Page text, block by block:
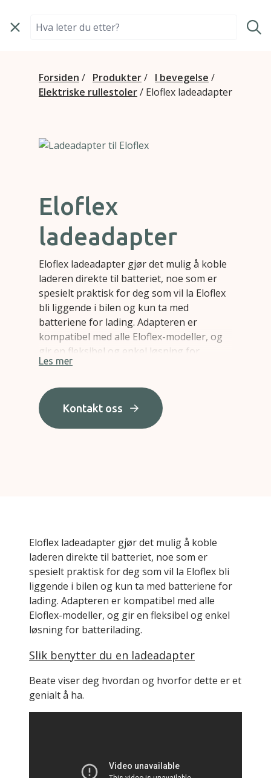
Søk i Bano Life
Forsiden / Produkter/ I bevegelse /
Elektriske rullestoler/ Eloflex ladeadapter
Eloflex
ladeadapter
Eloflex ladeadapter gjør det mulig å koble
laderen direkte til batteriet, noe som er
spesielt praktisk for deg som vil la Eloflex
bli liggende i bilen og kun ta med
batteriene for lading. Adapteren er
kompatibel med alle Eloflex-modeller, og
gir en fleksibel og enkel løsning for
batterilading.
Les mer
Kontakt oss
Eloflex ladeadapter gjør det mulig å koble
laderen direkte til batteriet, noe som er
spesielt praktisk for deg som vil la Eloflex bli
liggende i bilen og kun ta med batteriene for
lading. Adapteren er kompatibel med alle
Eloflex-modeller, og gir en fleksibel og enkel
løsning for batterilading.
Slik benytter du en ladeadapter
Beate viser deg hvordan og hvorfor dette er et
genialt å ha.